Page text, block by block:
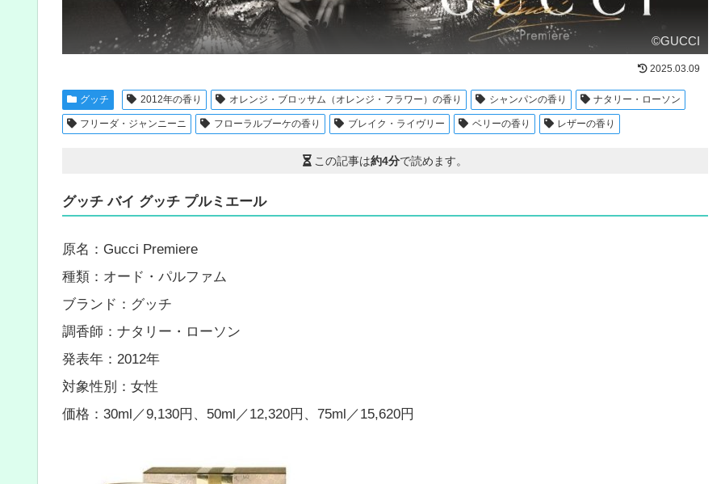
©GUCCI
2025.03.09
グッチ 2012年の香り オレンジ・ブロッサム（オレンジ・フラワー）の香り シャンパンの香り ナタリー・ローソン
フリーダ・ジャンニーニ フローラルブーケの香り ブレイク・ライヴリー ベリーの香り レザーの香り
この記事は約4分で読めます。
グッチ バイ グッチ プルミエール
原名：Gucci Premiere
種類：オード・パルファム
ブランド：グッチ
調香師：ナタリー・ローソン
発表年：2012年
対象性別：女性
価格：30ml／9,130円、50ml／12,320円、75ml／15,620円